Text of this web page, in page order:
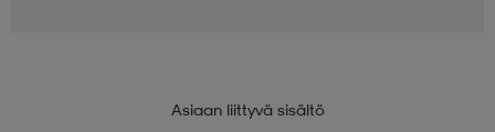
Asiaan liittyvä sisältö